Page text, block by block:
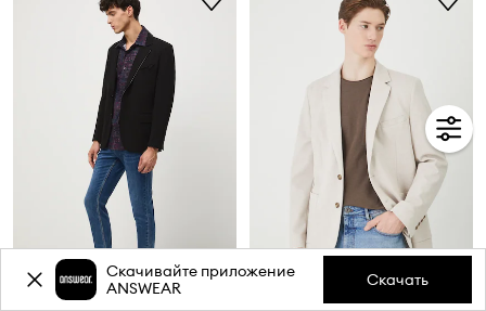
-56%
Ещё -5% с кодом WEB*
-43%
Скачивайте приложение
ANSWEAR
Скачать